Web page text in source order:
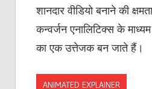
शानदार वीडियो बनाने की
कन्वर्जन एनालिटिक्स के
का एक उत्तेजक बन जाते हैं।
ANIMATED EXPLAINER